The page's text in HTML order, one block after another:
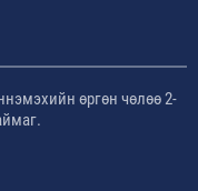
өргөн чөлөө 2-